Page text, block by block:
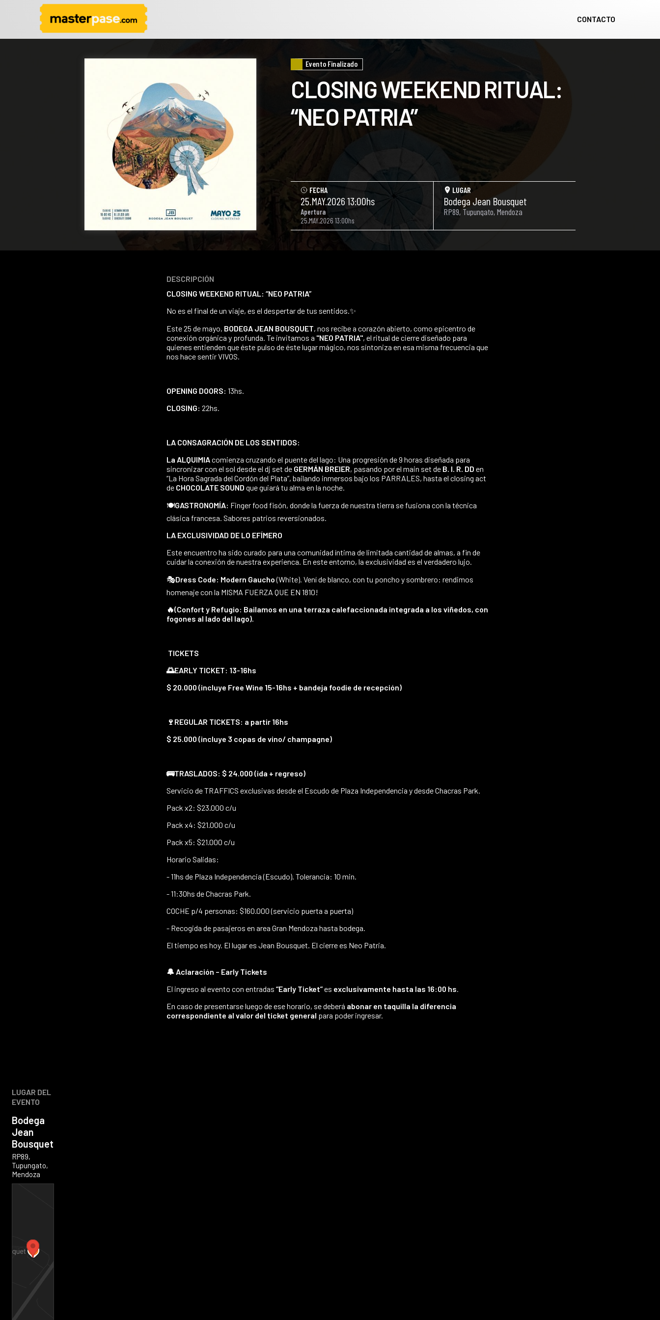
CONTACTO
Evento Finalizado
CLOSING WEEKEND RITUAL:
“NEO PATRIA”
FECHA
25.MAY.2026 13:00hs
Apertura
25.MAY.2026 13:00hs
LUGAR
Bodega Jean Bousquet
RP89, Tupungato, Mendoza
DESCRIPCIÓN
CLOSING WEEKEND RITUAL: “NEO PATRIA”
​No es el final de un viaje, es el despertar de tus sentidos.✨
​Este 25 de mayo, BODEGA JEAN BOUSQUET, nos recibe a corazón abierto, como epicentro de
conexión orgánica y profunda. Te invitamos a "NEO PATRIA", el ritual de cierre diseñado para
quienes entienden que éste pulso de éste lugar mágico, nos sintoniza en esa misma frecuencia que
nos hace sentir VIVOS.
OPENING DOORS: 13hs.
CLOSING: 22hs.
LA CONSAGRACIÓN DE LOS SENTIDOS:
La ALQUIMIAcomienza cruzando el puente del lago: Una progresión de 9 horas diseñada para
sincronizar con el sol desde el dj set de GERMÁN BREIER, pasando por el main set de B. I. R. DD en
“La Hora Sagrada del Cordón del Plata”, bailando inmersos bajo los PARRALES, hasta el closing act
de CHOCOLATE SOUND que guiará tu alma en la noche.
​🍽️GASTRONOMÍA: Finger food fisón, donde la fuerza de nuestra tierra se fusiona con la técnica
clásica francesa. Sabores patrios reversionados.
LA EXCLUSIVIDAD DE LO EFÍMERO
​Este encuentro ha sido curado para una comunidad íntima de limitada cantidad de almas, a fin de
cuidar la conexión de nuestra experienca. En este entorno, la exclusividad es el verdadero lujo.
​🎭Dress Code: Modern Gaucho(White). Vení de blanco, con tu poncho y sombrero: rendimos
homenaje con la MISMA FUERZA QUE EN 1810!
​🔥(Confort y Refugio: Bailamos en una terraza calefaccionada integrada a los viñedos, con
fogones al lado del lago).
TICKETS
🌅EARLY TICKET: 13-16hs
$ 20.000 (incluye Free Wine 15-16hs + bandeja foodie de recepción)
🍷REGULAR TICKETS: a partir 16hs
$ 25.000 (incluye 3 copas de vino/ champagne)
🚌​TRASLADOS: $ 24.000 (ida + regreso)
Servicio de TRAFFICS exclusivas desde el Escudo de Plaza Independencia y desde Chacras Park.
Pack x2: $23.000 c/u
Pack x4: $21.000 c/u
Pack x5: $21.000 c/u
Horario Salidas:
- 11hs de Plaza Independencia (Escudo). Tolerancia: 10 min.
- 11:30hs de Chacras Park.
COCHE p/4 personas: $160.000 (servicio puerta a puerta)
- Recogida de pasajeros en area Gran Mendoza hasta bodega.
El tiempo es hoy. El lugar es Jean Bousquet. El cierre es Neo Patria.
🔔 Aclaración – Early Tickets
El ingreso al evento con entradas “Early Ticket”es exclusivamente hasta las 16:00 hs
En caso de presentarse luego de ese horario, se deberá abonar en taquilla la diferencia
correspondiente al valor del ticket general para poder ingresar.
LUGAR DEL
EVENTO
Bodega
Jean
Bousquet
RP89,
Tupungato,
Mendoza